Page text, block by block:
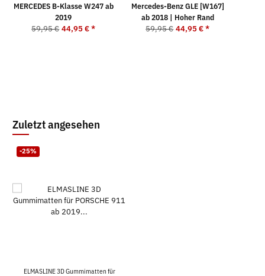
MERCEDES B-Klasse W247 ab
2019
59,95 € 44,95 €*
Mercedes-Benz GLE [W167]
ab 2018 | Hoher Rand
59,95 € 44,95 €*
Zuletzt angesehen
-25%
ELMASLINE 3D Gummimatten für